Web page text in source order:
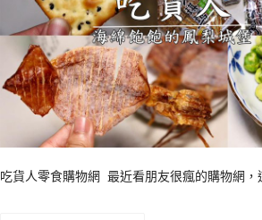
吃貨人零食購物網 最近看朋友很瘋的購物網